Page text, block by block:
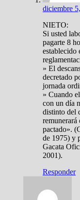
diciembre
NIETO:
Si usted
pagarte 8
establecido
» El
decretado
jornada
» Cuando
con un día
distinto del
remunerará
pactado».
de 1975) y
Gacata
2001).
Responder